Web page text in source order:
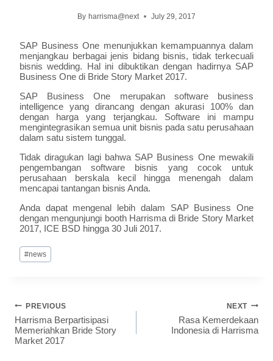
By harrisma@next July 29, 2017
SAP Business One menunjukkan kemampuannya dalam
menjangkau berbagai jenis bidang bisnis, tidak terkecuali
bisnis wedding. Hal ini dibuktikan dengan hadirnya SAP
Business One di Bride Story Market 2017.
SAP Business One merupakan software business
intelligence yang dirancang dengan akurasi 100% dan
dengan harga yang terjangkau. Software ini mampu
mengintegrasikan semua unit bisnis pada satu perusahaan
dalam satu sistem tunggal.
Tidak diragukan lagi bahwa SAP Business One mewakili
pengembangan software bisnis yang cocok untuk
perusahaan berskala kecil hingga menengah dalam
mencapai tantangan bisnis Anda.
Anda dapat mengenal lebih dalam SAP Business One
dengan mengunjungi booth Harrisma di Bride Story Market
2017, ICE BSD hingga 30 Juli 2017.
#news
PREVIOUS
Harrisma Berpartisipasi
Memeriahkan Bride Story
Market 2017
NEXT
Rasa Kemerdekaan
Indonesia di Harrisma